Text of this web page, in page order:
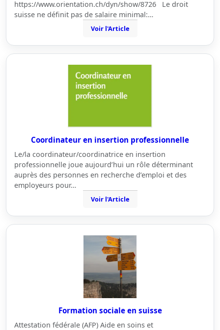
https://www.orientation.ch/dyn/show/8726 Le droit
suisse ne définit pas de salaire minimal:…
Voir l'Article
Coordinateur en insertion professionnelle
Le/la coordinateur/coordinatrice en insertion
professionnelle joue aujourd’hui un rôle déterminant
auprès des personnes en recherche d’emploi et des
employeurs pour…
Voir l'Article
Formation sociale en suisse
Attestation fédérale (AFP) Aide en soins et